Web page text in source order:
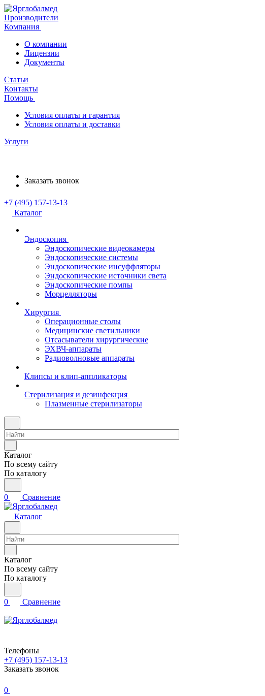
Производители
Компания
О компании
Лицензии
Документы
Статьи
Контакты
Помощь
Условия оплаты и гарантия
Условия оплаты и доставки
Услуги
Заказать звонок
+7 (495) 157-13-13
Каталог
Эндоскопия
Эндоскопические видеокамеры
Эндоскопические системы
Эндоскопические инсуффляторы
Эндоскопические источники света
Эндоскопические помпы
Морцелляторы
Хирургия
Операционные столы
Медицинские светильники
Отсасыватели хирургические
ЭХВЧ-аппараты
Радиоволновые аппараты
Клипсы и клип-аппликаторы
Стерилизация и дезинфекция
Плазменные стерилизаторы
Каталог
По всему сайту
По каталогу
0 Сравнение
Каталог
Каталог
По всему сайту
По каталогу
0 Сравнение
Телефоны
+7 (495) 157-13-13
Заказать звонок
0